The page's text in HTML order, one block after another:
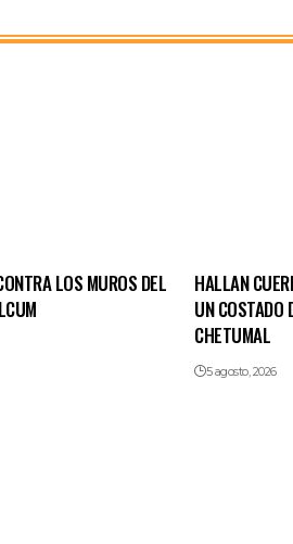
LOS MUROS DEL
HALLAN
UN COSTADO
CHETUMAL
5 agosto, 2026